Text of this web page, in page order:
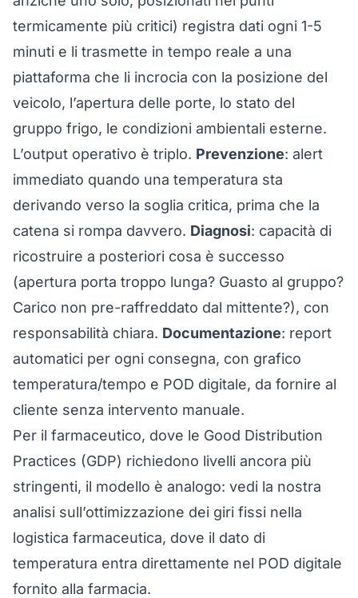
termicamente più critici) registra dati ogni 1-5
minuti e li trasmette in tempo reale a una
piattaforma che li incrocia con la posizione del
veicolo, l’apertura delle porte, lo stato del
gruppo frigo, le condizioni ambientali esterne.
L’output operativo è triplo. Prevenzione: alert
immediato quando una temperatura sta
derivando verso la soglia critica, prima che la
catena si rompa davvero. Diagnosi: capacità di
ricostruire a posteriori cosa è successo
(apertura porta troppo lunga? Guasto al gruppo?
Carico non pre-raffreddato dal mittente?), con
responsabilità chiara. Documentazione: report
automatici per ogni consegna, con grafico
temperatura/tempo e POD digitale, da fornire al
cliente senza intervento manuale.
Per il farmaceutico, dove le Good Distribution
Practices (GDP) richiedono livelli ancora più
stringenti, il modello è analogo: vedi la nostra
analisi sull’ottimizzazione dei giri fissi nella
logistica farmaceutica, dove il dato di
temperatura entra direttamente nel POD digitale
fornito alla farmacia.